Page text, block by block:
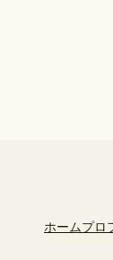
ホームプロ